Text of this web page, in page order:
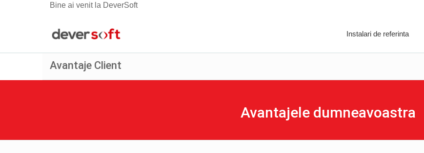
Bine ai venit la DeverSoft
Instalari de referinta
Avantaje Client
Avantajele dumneavoastra